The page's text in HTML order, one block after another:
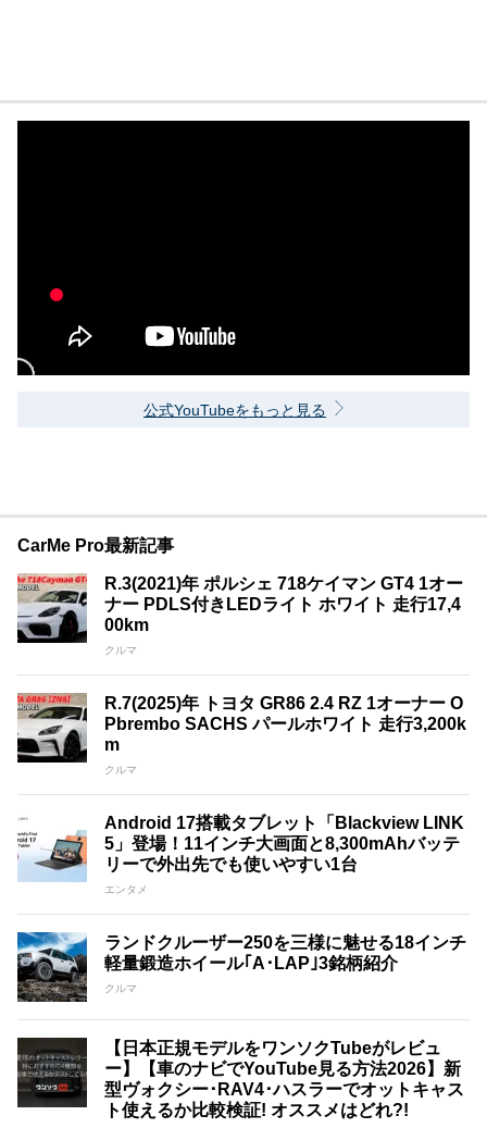
公式YouTubeをもっと見る
CarMe Pro最新記事
R.3(2021)年 ポルシェ 718ケイマン GT4 1オー
ナー PDLS付きLEDライト ホワイト 走行17,4
00km
クルマ
R.7(2025)年 トヨタ GR86 2.4 RZ 1オーナー O
Pbrembo SACHS パールホワイト 走行3,200k
m
クルマ
Android 17搭載タブレット「Blackview LINK
5」登場！11インチ大画面と8,300mAhバッテ
リーで外出先でも使いやすい1台
エンタメ
ランドクルーザー250を三様に魅せる18インチ
軽量鍛造ホイール｢A･LAP｣3銘柄紹介
クルマ
【日本正規モデルをワンソクTubeがレビュ
ー】【車のナビでYouTube見る方法2026】新
型ヴォクシー･RAV4･ハスラーでオットキャス
ト使えるか比較検証! オススメはどれ?!